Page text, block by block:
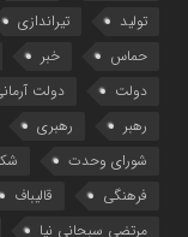
تولید
تیراندازی
حماس
خبر
دولت
دولت
رهبر
رهبری
شورای وحدت
فرهنگی
قالیباف
مرتضی سبحانی نیا